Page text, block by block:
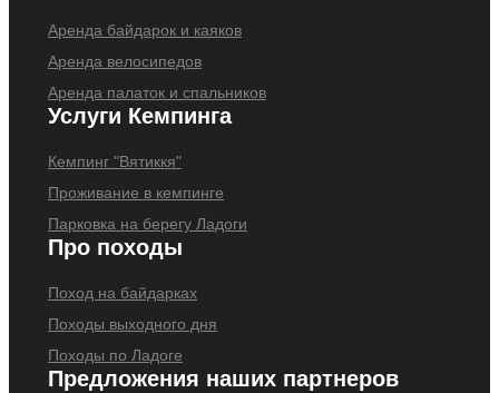
Аренда байдарок и каяков
Аренда велосипедов
Аренда палаток и спальников
Услуги Кемпинга
Кемпинг "Вятиккя"
Проживание в кемпинге
Парковка на берегу Ладоги
Про походы
Поход на байдарках
Походы выходного дня
Походы по Ладоге
Предложения наших партнеров